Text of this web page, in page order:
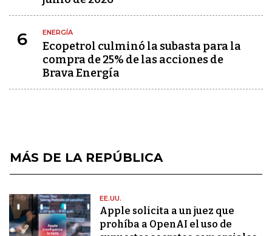
6 ENERGÍA
Ecopetrol culminó la subasta para la
compra de 25% de las acciones de
Brava Energía
MÁS DE LA REPÚBLICA
EE.UU.
Apple solicita a un juez que
prohíba a OpenAI el uso de